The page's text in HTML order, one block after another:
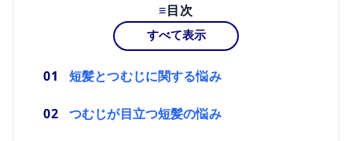
目次
すべて表示
短髪とつむじに関する悩み
つむじが目立つ短髪の悩み